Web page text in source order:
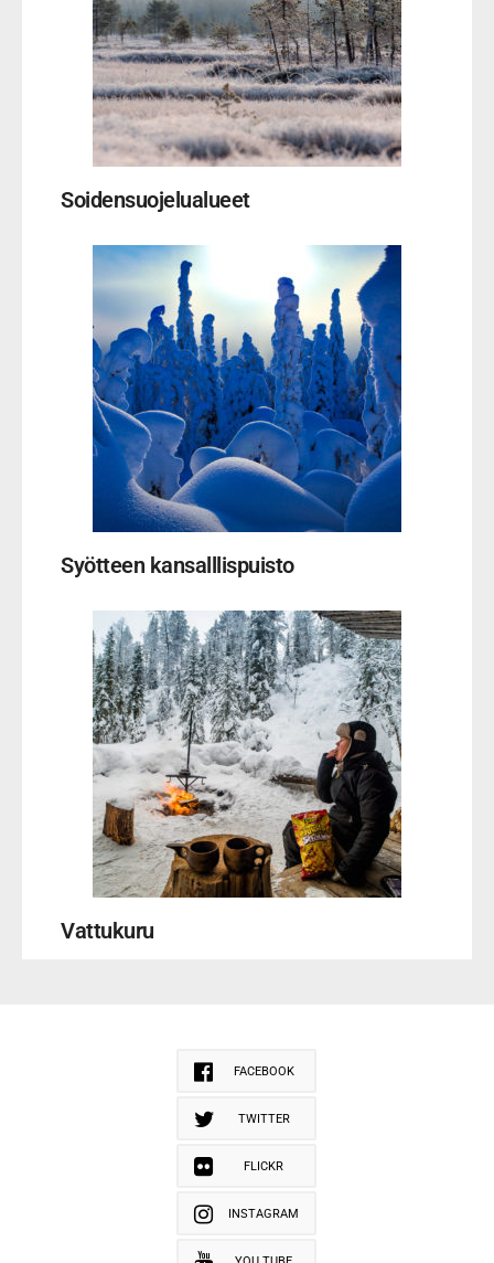
Soidensuojelualueet
Syötteen kansalllispuisto
Vattukuru
FACEBOOK
TWITTER
FLICKR
INSTAGRAM